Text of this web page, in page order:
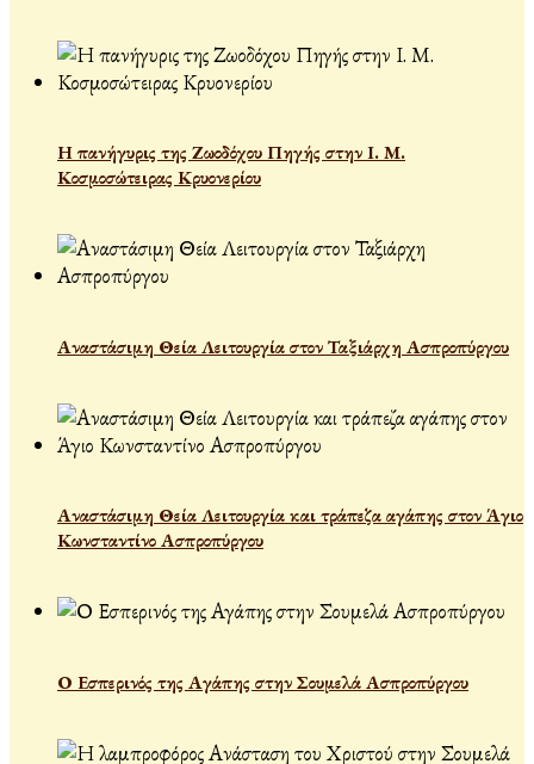
Η πανήγυρις της Ζωοδόχου Πηγής στην Ι. Μ.
Κοσμοσώτειρας Κρυονερίου
Αναστάσιμη Θεία Λειτουργία στον Ταξιάρχη Ασπροπύργου
Αναστάσιμη Θεία Λειτουργία και τράπεζα αγάπης στον Άγιο
Κωνσταντίνο Ασπροπύργου
Ο Εσπερινός της Αγάπης στην Σουμελά Ασπροπύργου